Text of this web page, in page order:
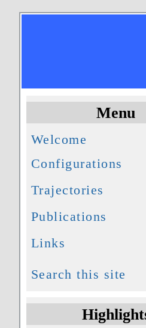
Menu
Welcome
Configurations
Trajectories
Publications
Links
Search this site